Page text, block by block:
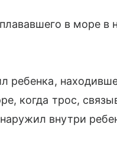
в море
ребенка,
когда трос,
внутри